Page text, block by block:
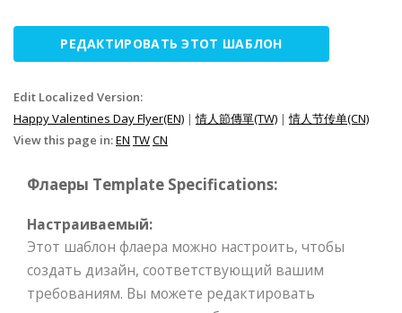
РЕДАКТИРОВАТЬ ЭТОТ ШАБЛОН
Edit Localized Version:
Happy Valentines Day Flyer(EN) |情人節傳單(TW) |情人节传单(CN)
View this page in:EN TWCN
Флаеры Template Specifications:
Настраиваемый:
Этот шаблон флаера можно настроить, чтобы
создать дизайн, соответствующий вашим
требованиям. Вы можете редактировать